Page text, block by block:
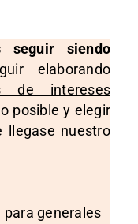
seguir siendo
elaborando
de intereses
posible y elegir
llegase nuestro
para generales